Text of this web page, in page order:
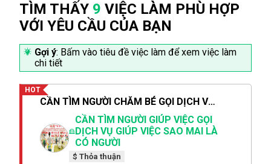
TÌM THẤY 9 VIỆC LÀM PHÙ HỢP
VỚI YÊU CẦU CỦA BẠN
Gợi ý: Bấm vào tiêu đề việc làm để xem việc làm
chi tiết
CẦN TÌM NGƯỜI CHĂM BÉ GỌI DỊCH VỤ SAO MAI CHỊ THẢO LÀ CÓ NGƯỜI SAU 1 PHÚT
CẦN TÌM NGƯỜI GIÚP VIỆC GỌI
DỊCH VỤ GIÚP VIỆC SAO MAI LÀ
CÓ NGƯỜI
$ Thỏa thuận
HOT